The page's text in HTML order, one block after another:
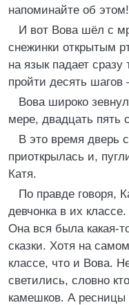
напоминайте об этом!
И вот Вова шёл с
снежинки открытым
на язык падает
пройти десять
Вова широко
мере, двадцать пять
В это время дверь
приоткрылась и,
Катя.
По правде говоря,
девчонка в их
Она вся была какая-
сказки. Хотя на
классе, что и Вова.
светились, словно
камешков. А